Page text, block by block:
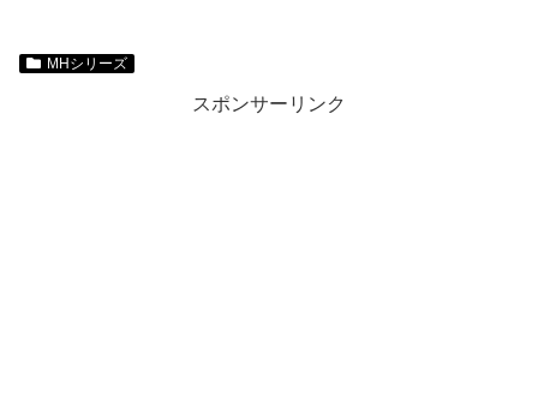
MHシリーズ
スポンサーリンク